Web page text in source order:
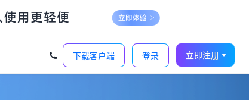
下载客户端 登录 立即注册